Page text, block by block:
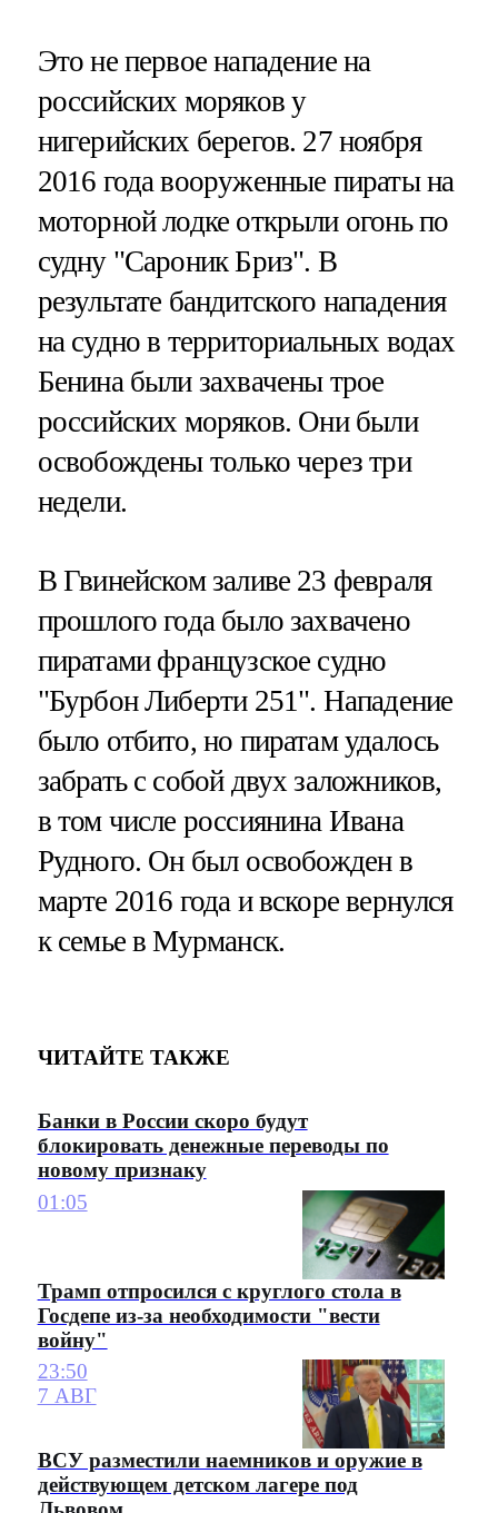
Это не первое нападение на
российских моряков у
нигерийских берегов. 27 ноября
2016 года вооруженные пираты на
моторной лодке открыли огонь по
судну "Сароник Бриз". В
результате бандитского нападения
на судно в территориальных водах
Бенина были захвачены трое
российских моряков. Они были
освобождены только через три
недели.
В Гвинейском заливе 23 февраля
прошлого года было захвачено
пиратами французское судно
"Бурбон Либерти 251". Нападение
было отбито, но пиратам удалось
забрать с собой двух заложников,
в том числе россиянина Ивана
Рудного. Он был освобожден в
марте 2016 года и вскоре вернулся
к семье в Мурманск.
ЧИТАЙТЕ ТАКЖЕ
Банки в России скоро будут
блокировать денежные переводы по
новому признаку
01:05
Трамп отпросился с круглого стола в
Госдепе из-за необходимости "вести
войну"
23:50
7 АВГ
ВСУ разместили наемников и оружие в
действующем детском лагере под